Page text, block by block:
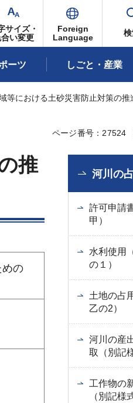
サイズ・
い変更
Foreign
Language
ーツ しごと・産業
等における土砂災害防止対策の推
ページ番号：27524
推
めの
河川の
許可申請
甲）
水利使用
の１）
土地の占
乙の2）
河川の産
取（別記
工作物の
（別記様